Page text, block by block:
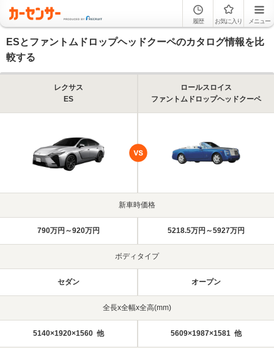
履歴 お気に入り メニュー
ESとファントムドロップヘッドクーペのカタログ情報を比
較する
レクサス
ES
ロールスロイス
ファントムドロップヘッドクーペ
新車時価格
790万円～920万円 5218.5万円～5927万円
ボディタイプ
セダン オープン
全長x全幅x全高(mm)
5140×1920×1560 他 5609×1987×1581 他